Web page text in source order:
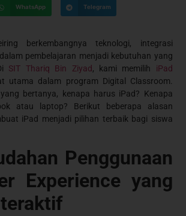
WhatsApp Telegram
berkembangnya teknologi, integrasi
pembelajaran menjadi kebutuhan yang
SIT Thariq Bin Ziyad, kami memilih iPad
utama dalam program Digital Classroom.
bertanya, kenapa harus iPad? Kenapa
atau laptop? Berikut beberapa alasan
iPad menjadi pilihan terbaik bagi siswa
Penggunaan
Experience yang